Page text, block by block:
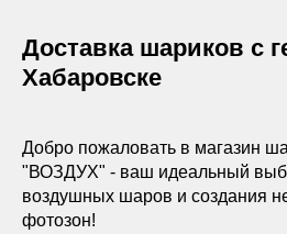
Доставка шариков с
Хабаровске
Добро пожаловать в магазин
"ВОЗДУХ" - ваш идеальный
воздушных шаров и создания
фотозон!